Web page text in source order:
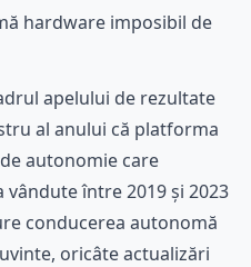
hardware imposibil de
apelului de rezultate
al anului că platforma
autonomie care
vândute între 2019 și 2023
conducerea autonomă
oricâte actualizări